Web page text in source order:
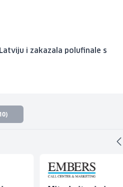
i zakazala polufinale s